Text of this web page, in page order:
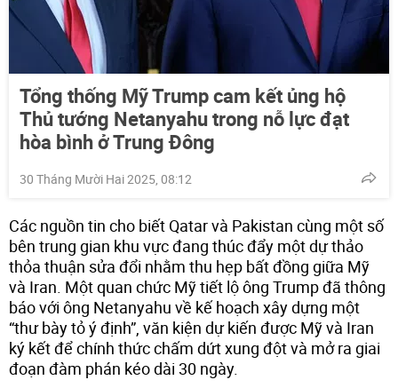
Tổng thống Mỹ Trump cam kết ủng hộ
Thủ tướng Netanyahu trong nỗ lực đạt
hòa bình ở Trung Đông
30 Tháng Mười Hai 2025, 08:12
Các nguồn tin cho biết Qatar và Pakistan cùng một số
bên trung gian khu vực đang thúc đẩy một dự thảo
thỏa thuận sửa đổi nhằm thu hẹp bất đồng giữa Mỹ
và Iran. Một quan chức Mỹ tiết lộ ông Trump đã thông
báo với ông Netanyahu về kế hoạch xây dựng một
“thư bày tỏ ý định”, văn kiện dự kiến được Mỹ và Iran
ký kết để chính thức chấm dứt xung đột và mở ra giai
đoạn đàm phán kéo dài 30 ngày.